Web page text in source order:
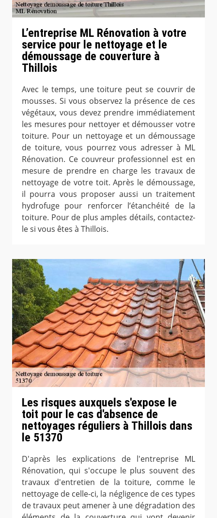
L’entreprise ML Rénovation à votre
service pour le nettoyage et le
démoussage de couverture à
Thillois
Avec le temps, une toiture peut se couvrir de
mousses. Si vous observez la présence de ces
végétaux, vous devez prendre immédiatement
les mesures pour nettoyer et démousser votre
toiture. Pour un nettoyage et un démoussage
de toiture, vous pourrez vous adresser à ML
Rénovation. Ce couvreur professionnel est en
mesure de prendre en charge les travaux de
nettoyage de votre toit. Après le démoussage,
il pourra vous proposer aussi un traitement
hydrofuge pour renforcer l’étanchéité de la
toiture. Pour de plus amples détails, contactez-
le si vous êtes à Thillois.
Les risques auxquels s'expose le
toit pour le cas d'absence de
nettoyages réguliers à Thillois dans
le 51370
D'après les explications de l'entreprise ML
Rénovation, qui s'occupe le plus souvent des
travaux d'entretien de la toiture, comme le
nettoyage de celle-ci, la négligence de ces types
de travaux peut amener à une dégradation des